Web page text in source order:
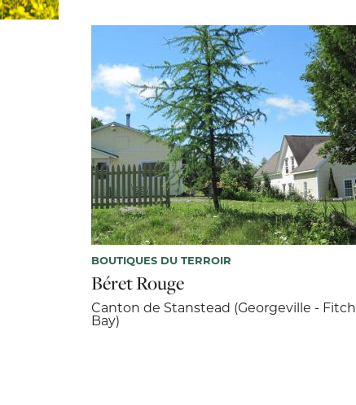
BOUTIQUES DU TERROIR
Béret Rouge
Canton de Stanstead (Georgeville - Fitch
Bay)